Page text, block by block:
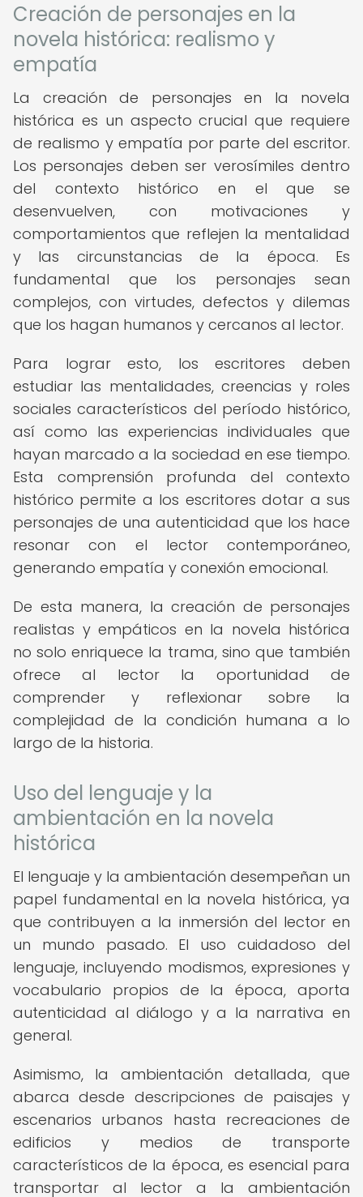
Creación de personajes en la
novela histórica: realismo y
empatía
La creación de personajes en la novela
histórica es un aspecto crucial que requiere
de realismo y empatía por parte del escritor.
Los personajes deben ser verosímiles dentro
del contexto histórico en el que se
desenvuelven, con motivaciones y
comportamientos que reflejen la mentalidad
y las circunstancias de la época. Es
fundamental que los personajes sean
complejos, con virtudes, defectos y dilemas
que los hagan humanos y cercanos al lector.
Para lograr esto, los escritores deben
estudiar las mentalidades, creencias y roles
sociales característicos del período histórico,
así como las experiencias individuales que
hayan marcado a la sociedad en ese tiempo.
Esta comprensión profunda del contexto
histórico permite a los escritores dotar a sus
personajes de una autenticidad que los hace
resonar con el lector contemporáneo,
generando empatía y conexión emocional.
De esta manera, la creación de personajes
realistas y empáticos en la novela histórica
no solo enriquece la trama, sino que también
ofrece al lector la oportunidad de
comprender y reflexionar sobre la
complejidad de la condición humana a lo
largo de la historia.
Uso del lenguaje y la
ambientación en la novela
histórica
El lenguaje y la ambientación desempeñan un
papel fundamental en la novela histórica, ya
que contribuyen a la inmersión del lector en
un mundo pasado. El uso cuidadoso del
lenguaje, incluyendo modismos, expresiones y
vocabulario propios de la época, aporta
autenticidad al diálogo y a la narrativa en
general.
Asimismo, la ambientación detallada, que
abarca desde descripciones de paisajes y
escenarios urbanos hasta recreaciones de
edificios y medios de transporte
característicos de la época, es esencial para
transportar al lector a la ambientación